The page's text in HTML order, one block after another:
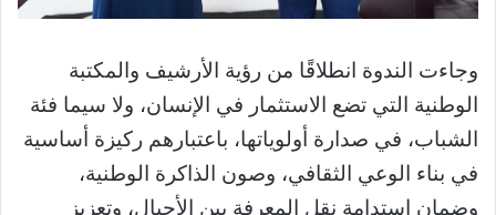
وجاءت الندوة انطلاقًا من رؤية الأرشيف والمكتبة
الوطنية التي تضع الاستثمار في الإنسان، ولا سيما فئة
الشباب، في صدارة أولوياتها، باعتبارهم ركيزة أساسية
في بناء الوعي الثقافي، وصون الذاكرة الوطنية،
وضمان استدامة نقل المعرفة بين الأجيال، وتعزيز